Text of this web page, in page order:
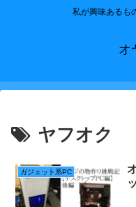
私が興味あるも
オ
ヤフオク
ガジェット系PC